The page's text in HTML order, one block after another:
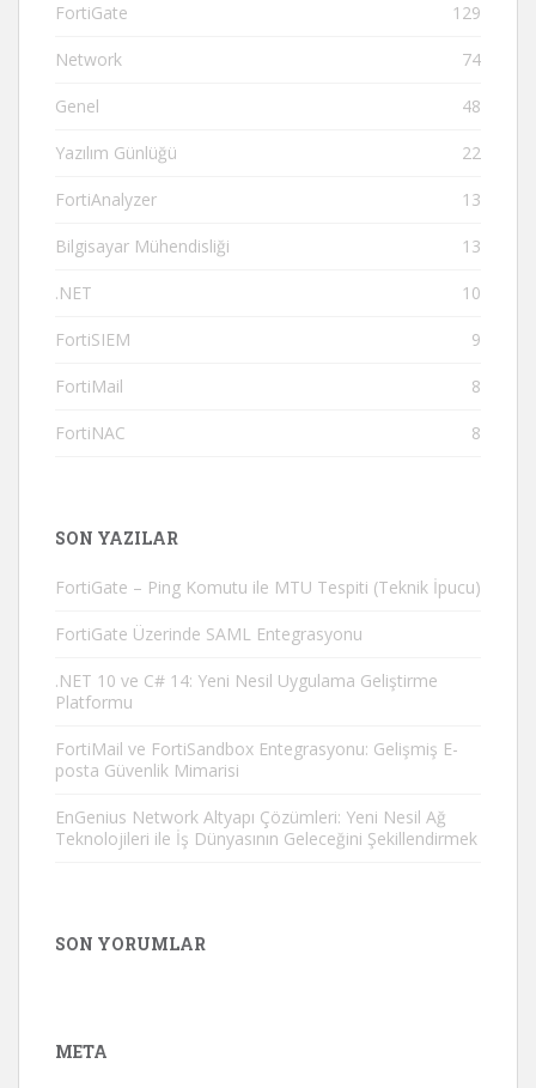
FortiGate 129
Network 74
Genel 48
Yazılım Günlüğü 22
FortiAnalyzer 13
Bilgisayar Mühendisliği 13
.NET 10
FortiSIEM 9
FortiMail 8
FortiNAC 8
SON YAZILAR
FortiGate – Ping Komutu ile MTU Tespiti (Teknik İpucu)
FortiGate Üzerinde SAML Entegrasyonu
.NET 10 ve C# 14: Yeni Nesil Uygulama Geliştirme
Platformu
FortiMail ve FortiSandbox Entegrasyonu: Gelişmiş E-
posta Güvenlik Mimarisi
EnGenius Network Altyapı Çözümleri: Yeni Nesil Ağ
Teknolojileri ile İş Dünyasının Geleceğini Şekillendirmek
SON YORUMLAR
META